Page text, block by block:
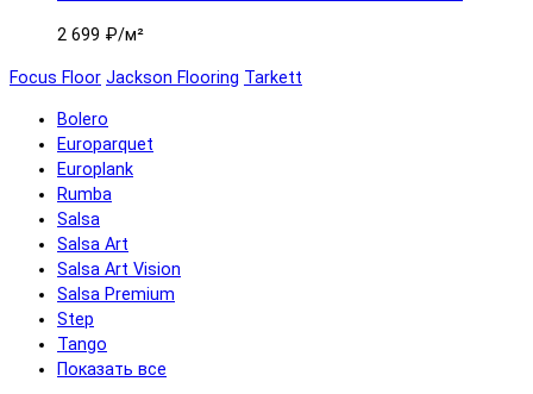
2 699 ₽/м²
Focus Floor Jackson Flooring Tarkett
Bolero
Europarquet
Europlank
Rumba
Salsa
Salsa Art
Salsa Art Vision
Salsa Premium
Step
Tango
Показать все